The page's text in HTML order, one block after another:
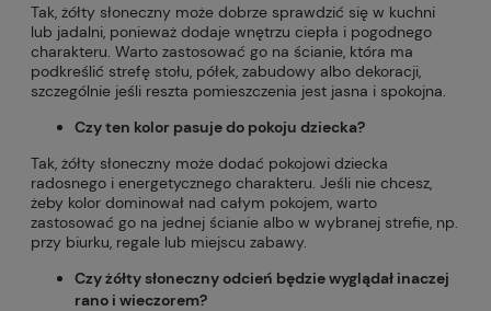
Tak, żółty słoneczny może dobrze sprawdzić się w kuchni
lub jadalni, ponieważ dodaje wnętrzu ciepła i pogodnego
charakteru. Warto zastosować go na ścianie, która ma
podkreślić strefę stołu, półek, zabudowy albo dekoracji,
szczególnie jeśli reszta pomieszczenia jest jasna i spokojna.
Czy ten kolor pasuje do pokoju dziecka?
Tak, żółty słoneczny może dodać pokojowi dziecka
radosnego i energetycznego charakteru. Jeśli nie chcesz,
żeby kolor dominował nad całym pokojem, warto
zastosować go na jednej ścianie albo w wybranej strefie, np.
przy biurku, regale lub miejscu zabawy.
Czy żółty słoneczny odcień będzie wyglądał inaczej
rano i wieczorem?